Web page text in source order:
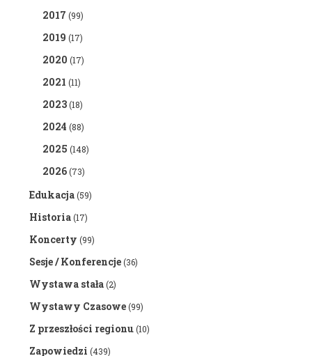
2017 (99)
2019 (17)
2020 (17)
2021 (11)
2023(18)
2024 (88)
2025 (148)
2026(73)
Edukacja(59)
Historia(17)
Koncerty (99)
Sesje / Konferencje(36)
Wystawa stała(2)
Wystawy Czasowe(99)
Z przeszłości regionu(10)
Zapowiedzi (439)